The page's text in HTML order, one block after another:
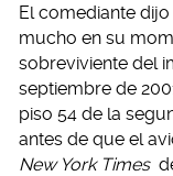
El comediante
mucho en su
sobreviviente del
septiembre de
piso 54 de la
antes de que el
New York Times